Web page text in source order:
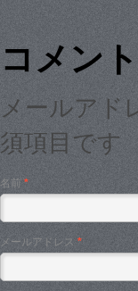
コメン
メールアド
須項目です
名前 *
メールアドレス *